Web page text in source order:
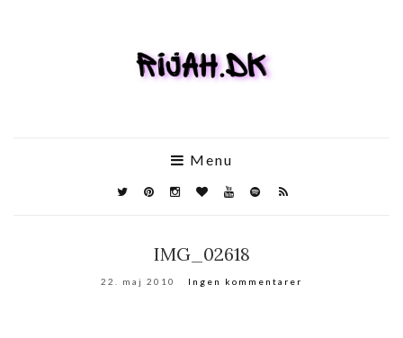
Menu
IMG_02618
22. maj 2010 Ingen kommentarer